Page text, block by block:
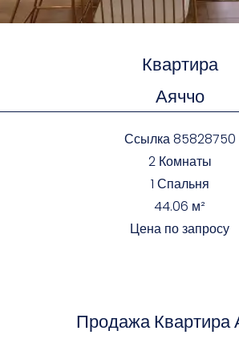
Квартира
Аяччо
Ссылка85828750
2 Комнаты
1 Спальня
44.06 м²
Цена по запросу
Продажа Квартира